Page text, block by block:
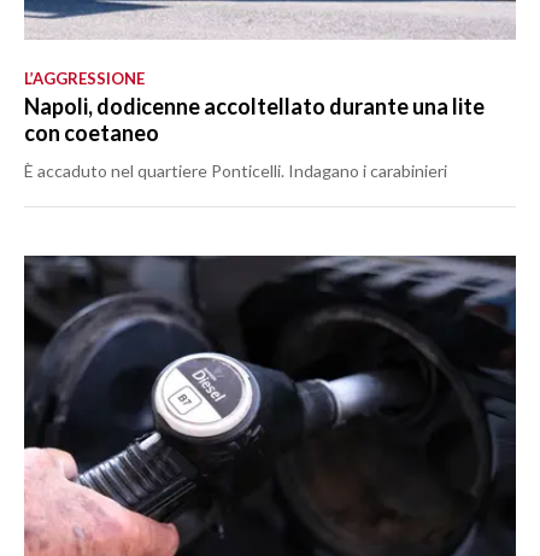
L’AGGRESSIONE
Napoli, dodicenne accoltellato durante una lite
con coetaneo
È accaduto nel quartiere Ponticelli. Indagano i carabinieri